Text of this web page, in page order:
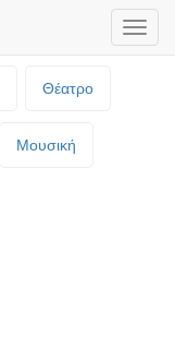
Θέατρο
Μουσική